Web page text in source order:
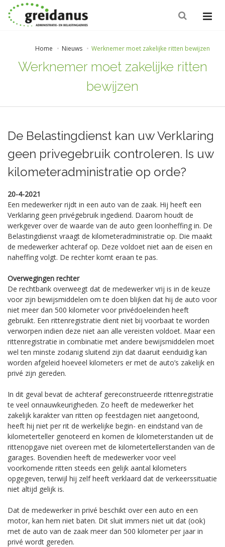
Home Nieuws Werknemer moet zakelijke ritten bewijzen
Werknemer moet zakelijke ritten
bewijzen
De Belastingdienst kan uw Verklaring
geen privegebruik controleren. Is uw
kilometeradministratie op orde?
20-4-2021
Een medewerker rijdt in een auto van de zaak. Hij heeft een
Verklaring geen privégebruik ingediend. Daarom houdt de
werkgever over de waarde van de auto geen loonheffing in. De
Belastingdienst vraagt de kilometeradministratie op. Die maakt
de medewerker achteraf op. Deze voldoet niet aan de eisen en
naheffing volgt. De rechter komt eraan te pas.
Overwegingen rechter
De rechtbank overweegt dat de medewerker vrij is in de keuze
voor zijn bewijsmiddelen om te doen blijken dat hij de auto voor
niet meer dan 500 kilometer voor privédoeleinden heeft
gebruikt. Een rittenregistratie dient niet bij voorbaat te worden
verworpen indien deze niet aan alle vereisten voldoet. Maar een
rittenregistratie in combinatie met andere bewijsmiddelen moet
wel ten minste zodanig sluitend zijn dat daaruit eenduidig kan
worden afgeleid hoeveel kilometers er met de auto’s zakelijk en
privé zijn gereden.
In dit geval bevat de achteraf gereconstrueerde rittenregistratie
te veel onnauwkeurigheden. Zo heeft de medewerker het
zakelijk karakter van ritten op feestdagen niet aangetoond,
heeft hij niet per rit de werkelijke begin- en eindstand van de
kilometerteller genoteerd en komen de kilometerstanden uit de
rittenopgave niet overeen met de kilometertellerstanden van de
garages. Bovendien heeft de medewerker voor veel
voorkomende ritten steeds een gelijk aantal kilometers
opgegeven, terwijl hij zelf heeft verklaard dat de verkeerssituatie
niet altijd gelijk is.
Dat de medewerker in privé beschikt over een auto en een
motor, kan hem niet baten. Dit sluit immers niet uit dat (ook)
met de auto van de zaak meer dan 500 kilometer per jaar in
privé wordt gereden.